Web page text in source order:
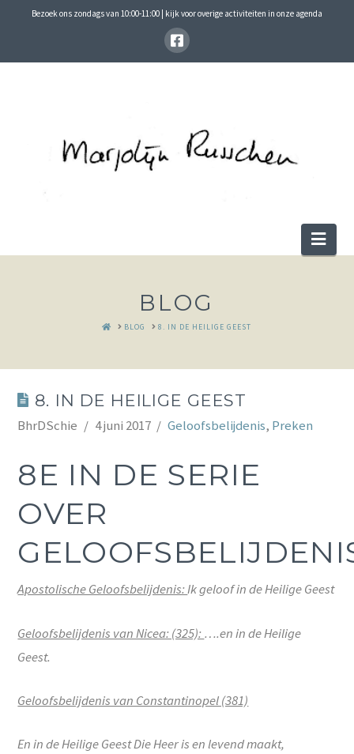
Bezoek ons zondags van 10:00-11:00 | kijk voor overige activiteiten in onze agenda
BLOG
HOMEBLOG 8. IN DE HEILIGE GEEST
8. IN DE HEILIGE GEEST
BhrDSchie 4 juni 2017 Geloofsbelijdenis, Preken
8E IN DE SERIE
OVER
Apostolische Geloofsbelijdenis:Ik geloof in de Heilige Geest
Geloofsbelijdenis van Nicea: (325):….en in de Heilige
Geest.
Geloofsbelijdenis van Constantinopel (381)
En in de Heilige Geest Die Heer is en levend maakt,